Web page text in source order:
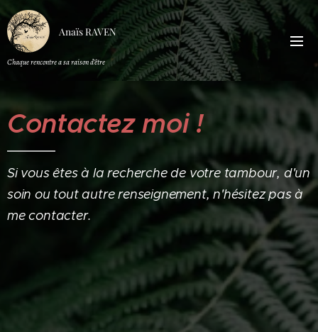
Anaïs RAVEN
Chaque rencontre a sa raison d'être
Contactez moi !
Si vous êtes à la recherche de votre tambour, d'un
soin ou tout autre renseignement, n'hésitez pas à
me contacter.